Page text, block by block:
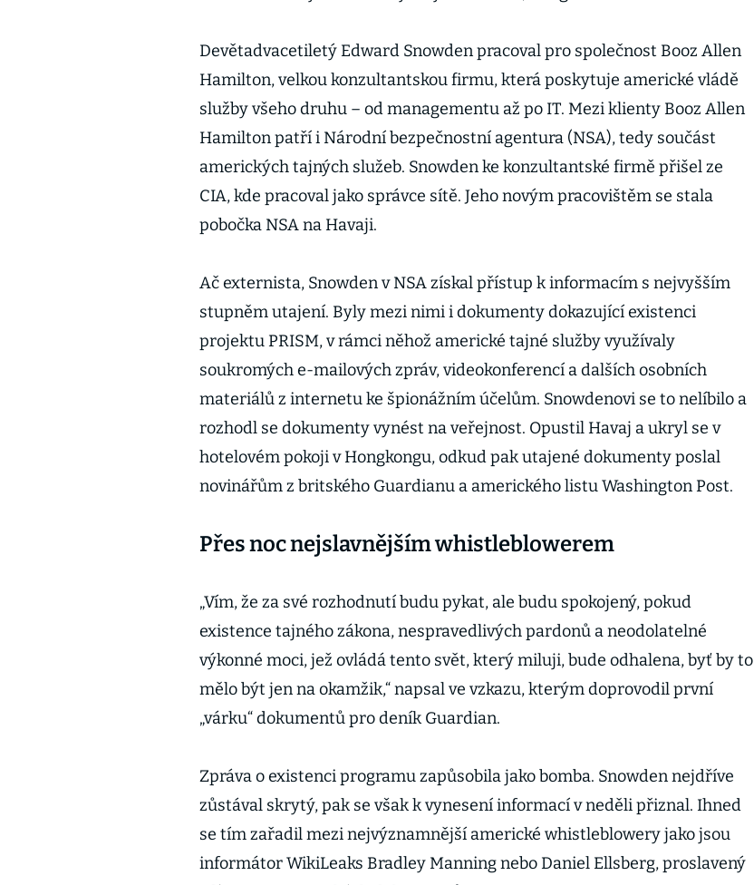
Devětadvacetiletý Edward Snowden pracoval pro společnost Booz Allen
Hamilton, velkou konzultantskou firmu, která poskytuje americké vládě
služby všeho druhu – od managementu až po IT. Mezi klienty Booz Allen
Hamilton patří i Národní bezpečnostní agentura (NSA), tedy součást
amerických tajných služeb. Snowden ke konzultantské firmě přišel ze
CIA, kde pracoval jako správce sítě. Jeho novým pracovištěm se stala
pobočka NSA na Havaji.
Ač externista, Snowden v NSA získal přístup k informacím s nejvyšším
stupněm utajení. Byly mezi nimi i dokumenty dokazující existenci
projektu PRISM, v rámci něhož americké tajné služby využívaly
soukromých e-mailových zpráv, videokonferencí a dalších osobních
materiálů z internetu ke špionážním účelům. Snowdenovi se to nelíbilo a
rozhodl se dokumenty vynést na veřejnost. Opustil Havaj a ukryl se v
hotelovém pokoji v Hongkongu, odkud pak utajené dokumenty poslal
novinářům z britského Guardianu a amerického listu Washington Post.
Přes noc nejslavnějším whistleblowerem
„Vím, že za své rozhodnutí budu pykat, ale budu spokojený, pokud
existence tajného zákona, nespravedlivých pardonů a neodolatelné
výkonné moci, jež ovládá tento svět, který miluji, bude odhalena, byť by to
mělo být jen na okamžik,“ napsal ve vzkazu, kterým doprovodil první
„várku“ dokumentů pro deník Guardian.
Zpráva o existenci programu zapůsobila jako bomba. Snowden nejdříve
zůstával skrytý, pak se však k vynesení informací v neděli přiznal. Ihned
se tím zařadil mezi nejvýznamnější americké whistleblowery jako jsou
informátor WikiLeaks Bradley Manning nebo Daniel Ellsberg, proslavený